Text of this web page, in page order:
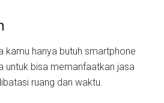
kamu hanya butuh smartphone
untuk bisa memanfaatkan jasa
ruang dan waktu.